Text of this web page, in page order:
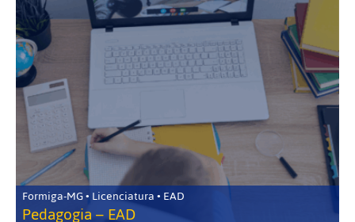
Formiga-MG • Licenciatura • EAD
Pedagogia – EAD